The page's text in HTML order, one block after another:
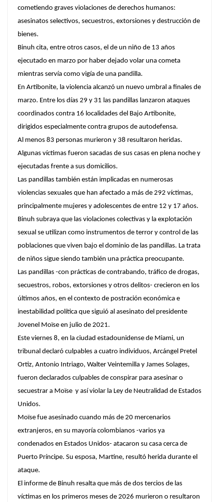
cometiendo graves violaciones de derechos humanos:
asesinatos selectivos, secuestros, extorsiones y destrucción de
bienes.
Binuh cita, entre otros casos, el de un niño de 13 años
ejecutado en marzo por haber dejado volar una cometa
mientras servía como vigía de una pandilla.
En Artibonite, la violencia alcanzó un nuevo umbral a finales de
marzo. Entre los días 29 y 31 las pandillas lanzaron ataques
coordinados contra 16 localidades del Bajo Artibonite,
dirigidos especialmente contra grupos de autodefensa.
Al menos 83 personas murieron y 38 resultaron heridas.
Algunas víctimas fueron sacadas de sus casas en plena noche y
ejecutadas frente a sus domicilios.
Las pandillas también están implicadas en numerosas
violencias sexuales que han afectado a más de 292 víctimas,
principalmente mujeres y adolescentes de entre 12 y 17 años.
Binuh subraya que las violaciones colectivas y la explotación
sexual se utilizan como instrumentos de terror y control de las
poblaciones que viven bajo el dominio de las pandillas. La trata
de niños sigue siendo también una práctica preocupante.
Las pandillas -con prácticas de contrabando, tráfico de drogas,
secuestros, robos, extorsiones y otros delitos- crecieron en los
últimos años, en el contexto de postración económica e
inestabilidad política que siguió al asesinato del presidente
Jovenel Moïse en julio de 2021.
Este viernes 8, en la ciudad estadounidense de Miami, un
tribunal declaró culpables a cuatro individuos, Arcángel Pretel
Ortiz, Antonio Intriago, Walter Veintemilla y James Solages,
fueron declarados culpables de conspirar para asesinar o
secuestrar a Moïse y así violar la Ley de Neutralidad de Estados
Unidos.
Moïse fue asesinado cuando más de 20 mercenarios
extranjeros, en su mayoría colombianos -varios ya
condenados en Estados Unidos- atacaron su casa cerca de
Puerto Príncipe. Su esposa, Martine, resultó herida durante el
ataque.
El informe de Binuh resalta que más de dos tercios de las
víctimas en los primeros meses de 2026 murieron o resultaron